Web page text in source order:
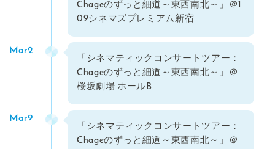
Chageのずっと細道～東西南北～」＠1
09シネマズプレミアム新宿
「シネマティックコンサートツアー：
Chageのずっと細道～東西南北～」＠
桜坂劇場 ホールB
Mar2
「シネマティックコンサートツアー：
Chageのずっと細道～東西南北～」＠
Mar9